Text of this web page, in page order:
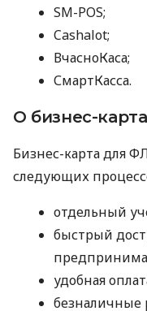
SM-POS;
Cashalot;
ВчасноКаса;
СмартКасса.
О бизнес-
Бизнес-карта для
следующих
отдельный
быстрый
удобная
безналичные